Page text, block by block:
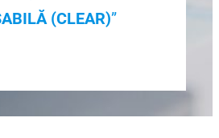
(CLEAR)”